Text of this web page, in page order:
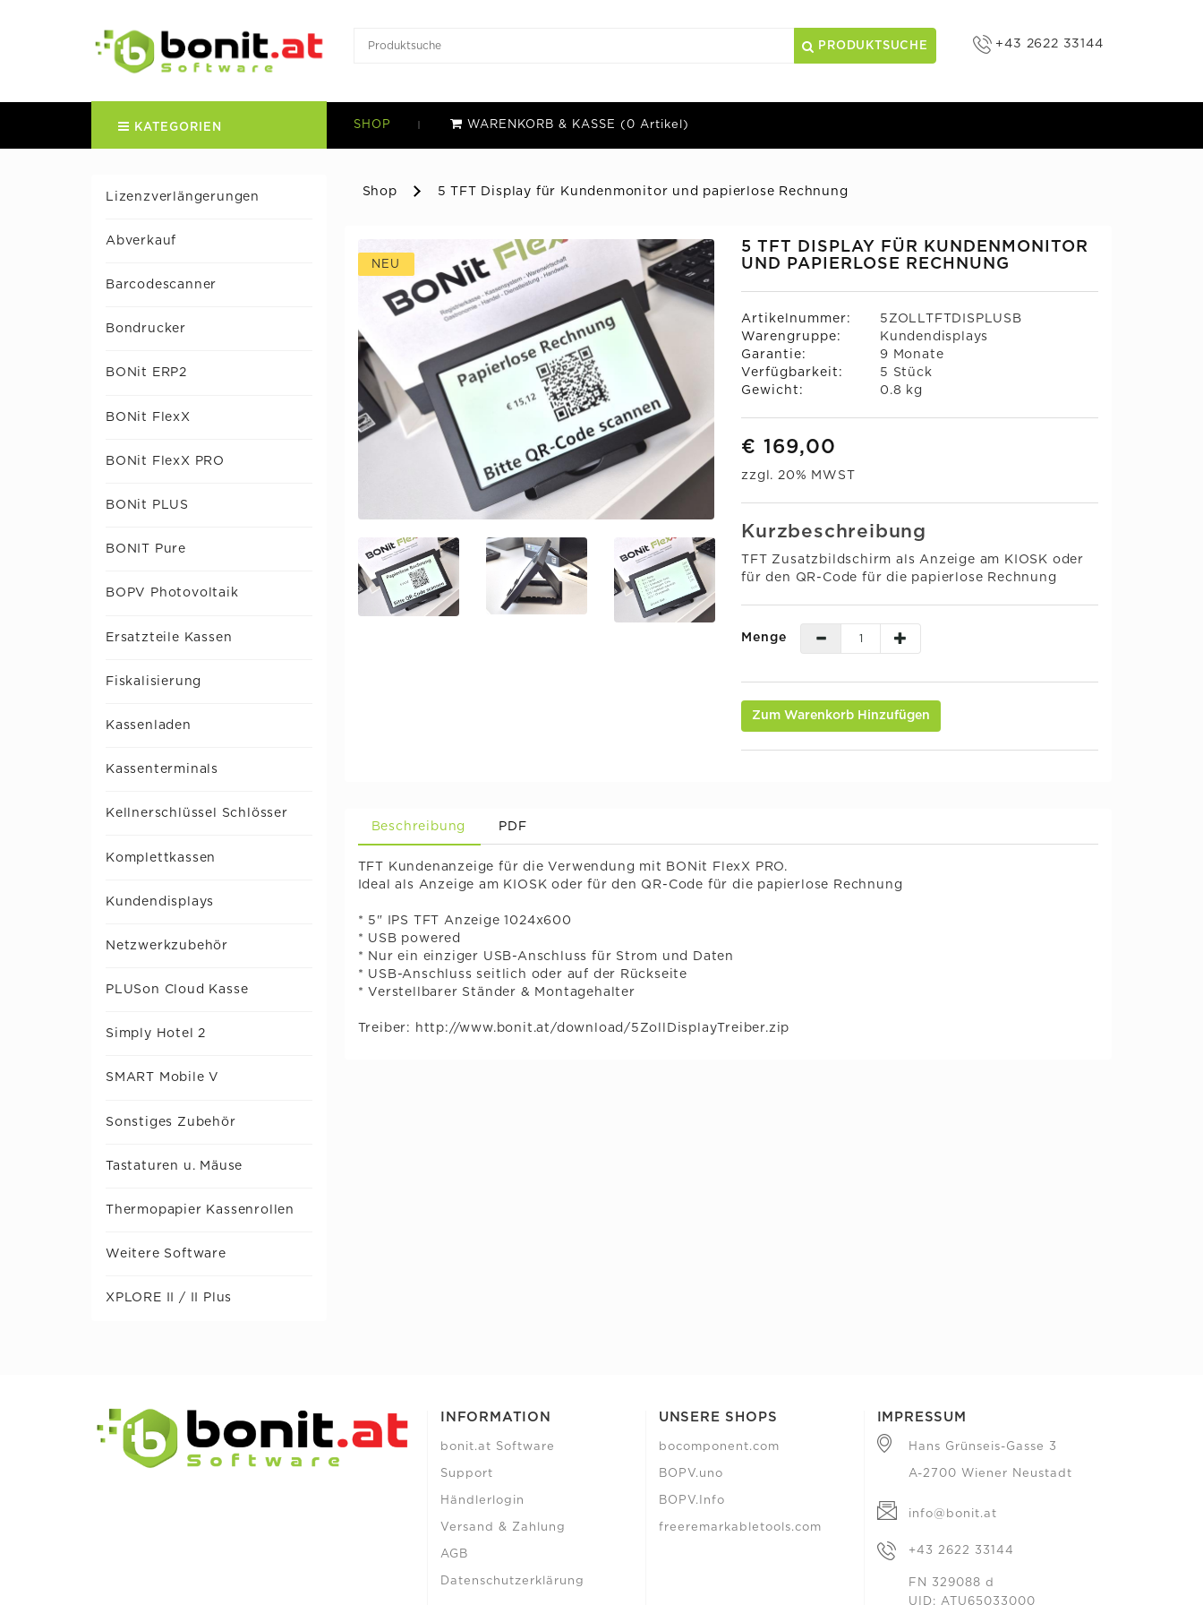
PRODUKTSUCHE +43 2622 33144
SHOP WARENKORB & KASSE (0 Artikel)
KATEGORIEN
Lizenzverlängerungen
Abverkauf
Barcodescanner
Bondrucker
BONit ERP2
BONit FlexX
BONit FlexX PRO
BONit PLUS
BONIT Pure
BOPV Photovoltaik
Ersatzteile Kassen
Fiskalisierung
Kassenladen
Kassenterminals
Kellnerschlüssel Schlösser
Komplettkassen
Kundendisplays
Netzwerkzubehör
PLUSon Cloud Kasse
Simply Hotel 2
SMART Mobile V
Sonstiges Zubehör
Tastaturen u. Mäuse
Thermopapier Kassenrollen
Weitere Software
XPLORE II / II Plus
Shop 5 TFT Display für Kundenmonitor und papierlose Rechnung
NEU
5 TFT DISPLAY FÜR KUNDENMONITOR
UND PAPIERLOSE RECHNUNG
Artikelnummer:
5ZOLLTFTDISPLUSB
Warengruppe:
Kundendisplays
Garantie:
9 Monate
Verfügbarkeit:
5 Stück
Gewicht:
0.8 kg
€ 169,00
zzgl. 20% MWST
Kurzbeschreibung
TFT Zusatzbildschirm als Anzeige am KIOSK oder
für den QR-Code für die papierlose Rechnung
Menge
Zum Warenkorb Hinzufügen
Beschreibung PDF
TFT Kundenanzeige für die Verwendung mit BONit FlexX PRO.
Ideal als Anzeige am KIOSK oder für den QR-Code für die papierlose Rechnung
* 5" IPS TFT Anzeige 1024x600
* USB powered
* Nur ein einziger USB-Anschluss für Strom und Daten
* USB-Anschluss seitlich oder auf der Rückseite
* Verstellbarer Ständer & Montagehalter
Treiber: http://www.bonit.at/download/5ZollDisplayTreiber.zip
INFORMATION
bonit.at Software
Support
Händlerlogin
Versand & Zahlung
AGB
Datenschutzerklärung
UNSERE SHOPS
bocomponent.com
BOPV.uno
BOPV.Info
freeremarkabletools.com
IMPRESSUM
Hans Grünseis-Gasse 3
A-2700 Wiener Neustadt
info@bonit.at
+43 2622 33144
FN 329088 d
UID: ATU65033000